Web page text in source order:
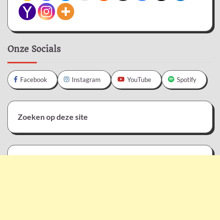
Onze Socials
Facebook Instagram YouTube Spotify
Zoeken op deze site